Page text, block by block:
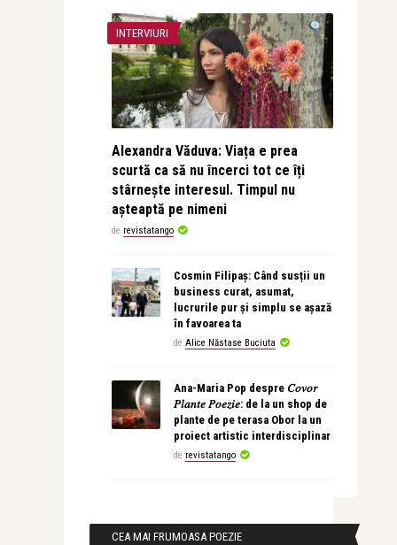
INTERVIURI
Alexandra Văduva: Viața e prea
scurtă ca să nu încerci tot ce îți
stârnește interesul. Timpul nu
așteaptă pe nimeni
de revistatango
Cosmin Filipaș: Când susții un
business curat, asumat,
lucrurile pur și simplu se așază
în favoarea ta
de Alice Năstase Buciuta
Ana-Maria Pop despre 𝐶𝑜𝑣𝑜𝑟
𝑃𝑙𝑎𝑛𝑡𝑒 𝑃𝑜𝑒𝑧𝑖𝑒: de la un shop de
plante de pe terasa Obor la un
proiect artistic interdisciplinar
de revistatango
CEA MAI FRUMOASA POEZIE